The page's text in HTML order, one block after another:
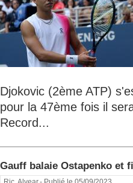
Djokovic (2ème ATP)
pour la 47ème fois il
Record...
Gauff balaie Ostapenko et